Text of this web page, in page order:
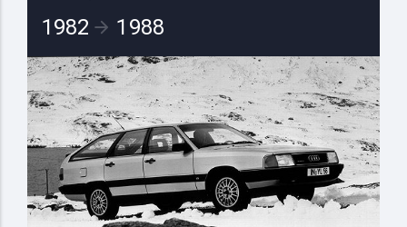
1982 1988